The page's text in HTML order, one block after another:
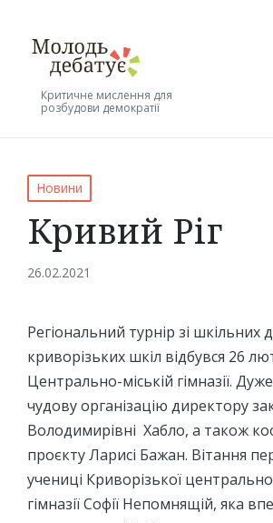
Критичне мислення для
розбудови демократії
Posted
in
Новини
Кривий Ріг
26.02.2021
Регіональний турнір зі шкільних
криворізьких шкіл відбувся 26
Центрально-міській гімназії.
чудову організацію директору
Володимирівні Хабло, а також
проєкту Ларисі Бажан. Вітання
учениці Криворізької
гімназії Софії Непомнящій, яка